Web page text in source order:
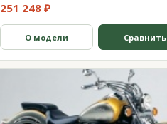
251 248 ₽
О модели Сравнить